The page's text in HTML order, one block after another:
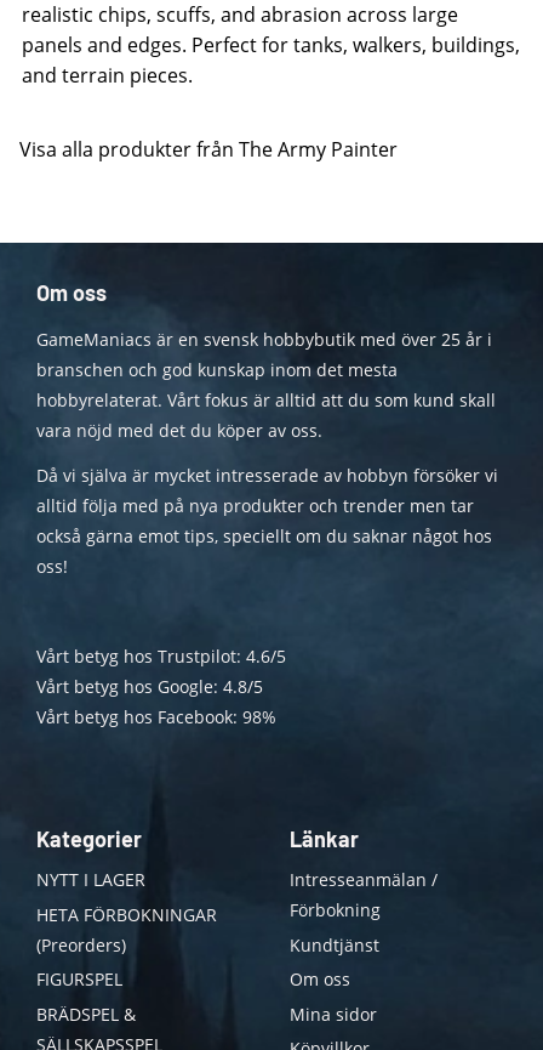
realistic chips, scuffs, and abrasion across large
panels and edges. Perfect for tanks, walkers, buildings,
and terrain pieces.
Visa alla produkter från The Army Painter
Om oss
GameManiacs är en svensk hobbybutik med över 25 år i
branschen och god kunskap inom det mesta
hobbyrelaterat. Vårt fokus är alltid att du som kund skall
vara nöjd med det du köper av oss.
Då vi själva är mycket intresserade av hobbyn försöker vi
alltid följa med på nya produkter och trender men tar
också gärna emot tips, speciellt om du saknar något hos
oss!
Vårt betyg hos Trustpilot: 4.6/5
Vårt betyg hos Google: 4.8/5
Vårt betyg hos Facebook: 98%
Kategorier
NYTT I LAGER
HETA FÖRBOKNINGAR
(Preorders)
FIGURSPEL
BRÄDSPEL &
SÄLLSKAPSSPEL
Länkar
Intresseanmälan /
Förbokning
Kundtjänst
Om oss
Mina sidor